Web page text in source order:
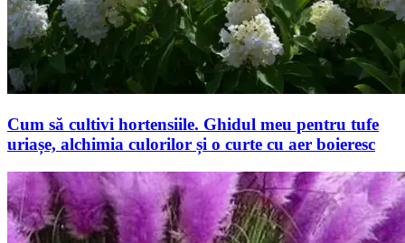
Cum să cultivi hortensiile. Ghidul meu pentru tufe
uriașe, alchimia culorilor și o curte cu aer boieresc